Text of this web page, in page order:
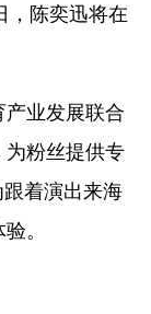
，陈奕迅将在
业发展联合
为粉丝提供专
着演出来海
。